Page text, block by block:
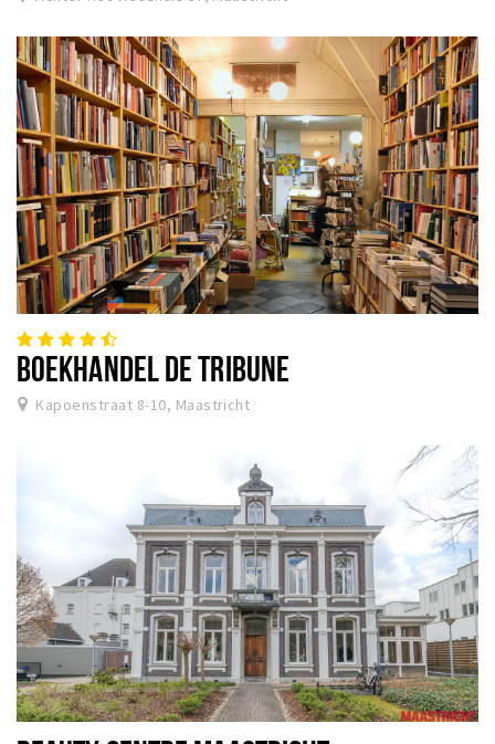
BOEKHANDEL DE TRIBUNE
Kapoenstraat 8-10, Maastricht